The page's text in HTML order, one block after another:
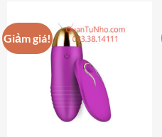
Giảm giá!